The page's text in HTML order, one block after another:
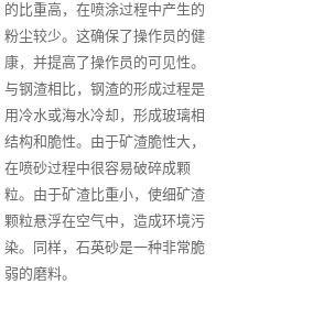
的比重高，在喷涂过程中产生的
粉尘较少。这确保了操作员的健
康，并提高了操作员的可见性。
与钢渣相比，钢渣的形成过程是
用冷水或海水冷却，形成玻璃相
结构和脆性。由于矿渣脆性大，
在喷砂过程中很容易破碎成颗
粒。由于矿渣比重小，使细矿渣
颗粒悬浮在空气中，造成环境污
染。同样，石英砂是一种非常脆
弱的磨料。